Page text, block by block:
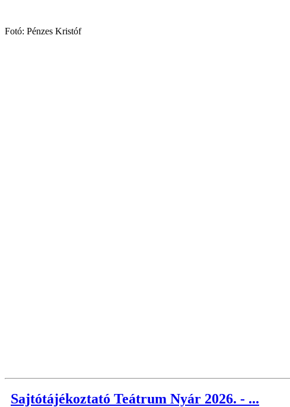
Fotó: Pénzes Kristóf
Sajtótájékoztató Teátrum Nyár 2026. - ...